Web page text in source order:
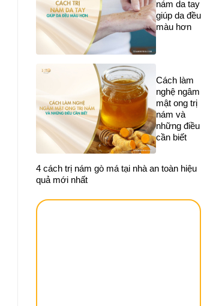
nám da tay
giúp da đều
màu hơn
Cách làm
nghệ ngâm
mật ong trị
nám và
những điều
cần biết
4 cách trị nám gò má tại nhà an toàn hiệu
quả mới nhất